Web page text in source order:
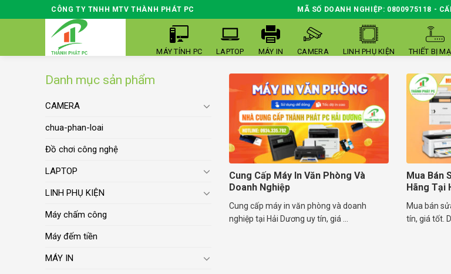
to
CÔNG TY TNHH MTV THÀNH PHÁT PC MÃ SỐ DOANH NGHIỆP: 0800975118 -
MÁY TÍNH PC LAPTOP MÁY IN CAMERA LINH PHỤ KIỆN THIẾT BỊ
Danh mục sản phẩm
CAMERA
chua-phan-loai
Đồ chơi công nghệ
LAPTOP
LINH PHỤ KIỆN
Máy chấm công
Máy đếm tiền
MÁY IN
Cung Cấp Máy In Văn Phòng Và
Doanh Nghiệp
Cung cấp máy in văn phòng và doanh
nghiệp tại Hải Dương uy tín, giá ...
Mua Bán
Hãng Tại
Mua bán
tín, giá tốt.